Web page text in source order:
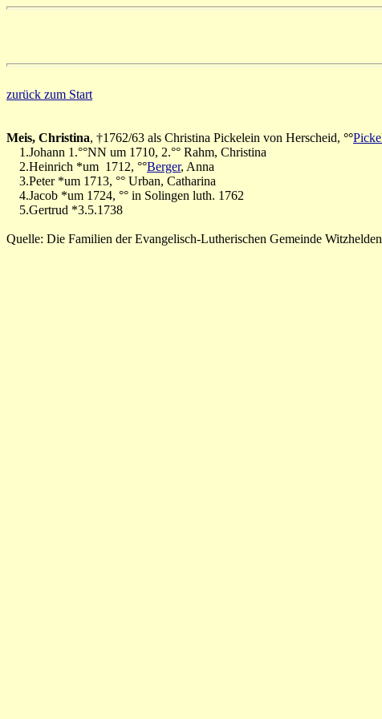
zurück zum Start
Meis, Christina, †1762/63 als Christina Pickelein von Herscheid, °°
1.Johann 1.°°NN um 1710, 2.°° Rahm, Christina
2.Heinrich *um 1712, °°Berger, Anna
3.Peter *um 1713, °° Urban, Catharina
4.Jacob *um 1724, °° in Solingen luth. 1762
5.Gertrud *3.5.1738
Quelle: Die Familien der Evangelisch-Lutherischen Gemeinde